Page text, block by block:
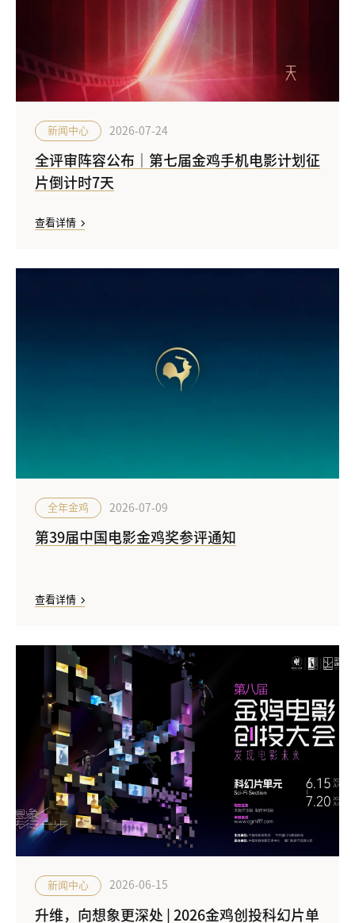
新闻中心 2026-07-24
全评审阵容公布｜第七届金鸡手机电影计划征
片倒计时7天
查看详情
全年金鸡 2026-07-09
第39届中国电影金鸡奖参评通知
查看详情
新闻中心 2026-06-15
升维，向想象更深处 | 2026金鸡创投科幻片单